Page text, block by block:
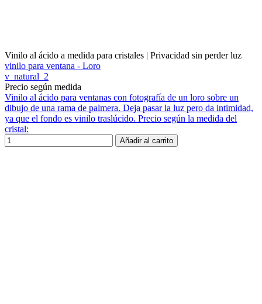
Vinilo al ácido a medida para cristales | Privacidad sin perder luz
vinilo para ventana - Loro
v_natural_2
Precio según medida
Vinilo al ácido para ventanas con fotografía de un loro sobre un
dibujo de una rama de palmera. Deja pasar la luz pero da intimidad,
ya que el fondo es vinilo traslúcido. Precio según la medida del
cristal:
Añadir al carrito